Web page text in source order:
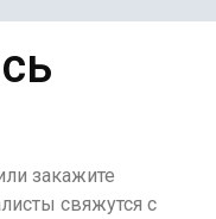
закажите
свяжутся с